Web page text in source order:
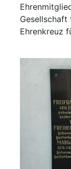
Ehrenkreuz